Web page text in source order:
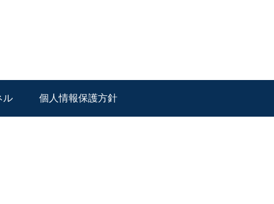
ル 個人情報保護方針